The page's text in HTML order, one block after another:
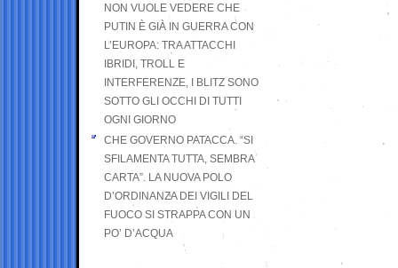
NON VUOLE VEDERE CHE
PUTIN È GIÀ IN GUERRA CON
L’EUROPA: TRA ATTACCHI
IBRIDI, TROLL E
INTERFERENZE, I BLITZ SONO
SOTTO GLI OCCHI DI TUTTI
OGNI GIORNO
CHE GOVERNO PATACCA. “SI
SFILAMENTA TUTTA, SEMBRA
CARTA”. LA NUOVA POLO
D’ORDINANZA DEI VIGILI DEL
FUOCO SI STRAPPA CON UN
PO’ D’ACQUA